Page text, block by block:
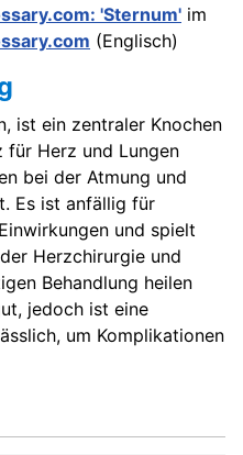
'Sternum' im
(Englisch)
ist ein zentraler Knochen
für Herz und Lungen
bei der Atmung und
Es ist anfällig für
und spielt
Herzchirurgie und
Behandlung heilen
jedoch ist eine
um Komplikationen